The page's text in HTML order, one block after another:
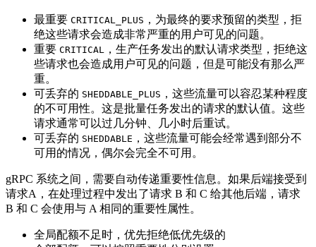
最重要 CRITICAL_PLUS ，为最终的要求预留的类型，拒
绝这些请求会造成非常严重的用户可见的问题。
重要 CRITICAL ，生产任务发出的默认请求类型，拒绝这
些请求也会造成用户可见的问题，但是可能没有那么严
重。
可丢弃的 SHEDDABLE_PLUS ，这些流量可以容忍某种程度
的不可用性。这是批量任务发出的请求的默认值。这些
请求通常可以过几分钟、几小时后重试。
可丢弃的 SHEDDABLE ，这些流量可能会经常遇到部分不
可用的情况，偶尔会完全不可用。
gRPC 系统之间，需要自动传递重要性信息。如果后端接受到
请求A，在处理过程中发出了请求 B 和 C 给其他后端，请求
B 和 C 会使用与 A 相同的重要性属性。
全局配额不足时，优先拒绝低优先级的